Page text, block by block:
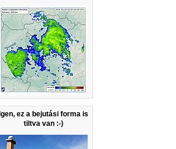
Igen, ez a bejutási forma is
tiltva van :-)